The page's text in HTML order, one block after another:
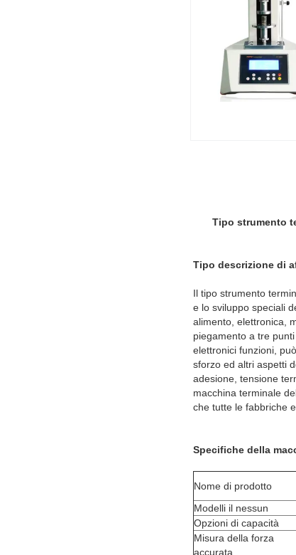
Tipo strumento
Tipo descrizione di
Il tipo strumento
e lo sviluppo speciali
alimento, elettronica,
piegamento a tre
elettronici funzioni,
sforzo ed altri aspetti
adesione, tensione
macchina terminale
che tutte le fabbriche
Specifiche della
Nome di prodotto
Modelli il nessun
Opzioni di capacità
Misura della forza
accurata